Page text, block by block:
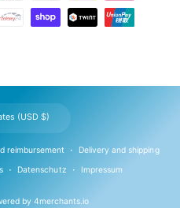
by 4merchants.io
reimbursement Delivery and shipping
Datenschutz Impressum
United States (USD $)